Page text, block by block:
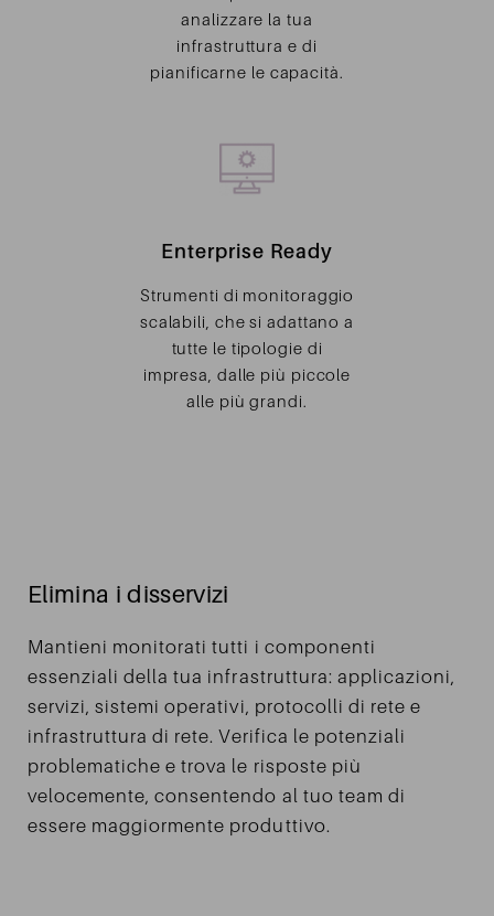
analizzare la tua
infrastruttura e di
pianificarne le capacità.
Enterprise Ready
Strumenti di monitoraggio
scalabili, che si adattano a
tutte le tipologie di
impresa, dalle più piccole
alle più grandi.
Elimina i disservizi
Mantieni monitorati tutti i componenti
essenziali della tua infrastruttura: applicazioni,
servizi, sistemi operativi, protocolli di rete e
infrastruttura di rete. Verifica le potenziali
problematiche e trova le risposte più
velocemente, consentendo al tuo team di
essere maggiormente produttivo.